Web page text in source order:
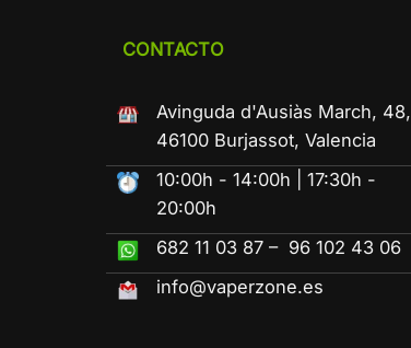
CONTACTO
Avinguda d'Ausiàs March, 48,
46100 Burjassot, Valencia
10:00h - 14:00h | 17:30h -
20:00h
682 11 03 87 – 96 102 43 06
info@vaperzone.es